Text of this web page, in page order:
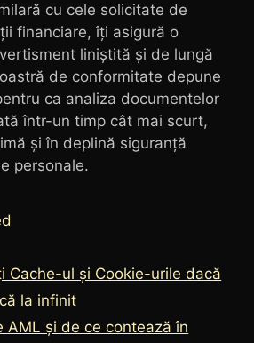
cu cele solicitate de
financiare, îți asigură o
liniștită și de lungă
de conformitate depune
ca analiza documentelor
într-un timp cât mai scurt,
și în deplină siguranță
personale.
Cache-ul și Cookie-urile dacă
la infinit
AML și de ce contează în